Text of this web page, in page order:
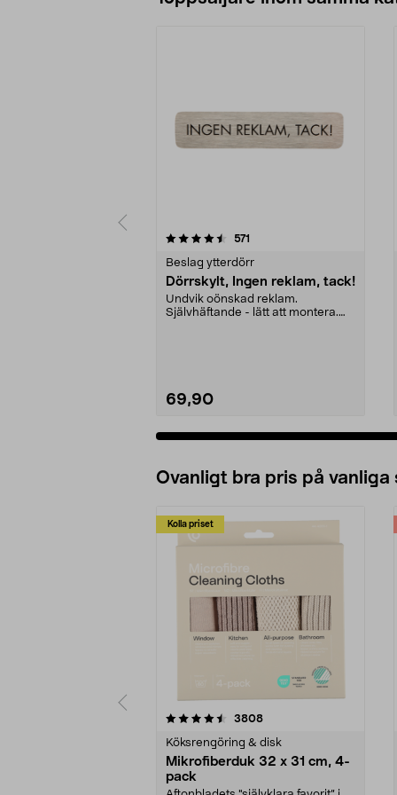
571
Beslag ytterdörr
Dörrskylt, Ingen reklam, tack!
Undvik oönskad reklam.
Självhäftande - lätt att montera.
69,90
4.5 av 5 stjärnor
Ovanligt bra pris på vanliga
Kolla priset
3808recensioner
Köksrengöring & disk
Mikrofiberduk 32 x 31 cm, 4-
pack
4.0av 5 stjärnor